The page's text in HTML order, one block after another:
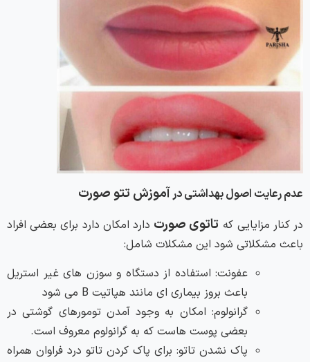
عدم رعایت اصول بهداشتی در آموزش تتو صورت
در کنار مزایایی که تاتوی صورت دارد امکان دارد برای بعضی افراد
باعث مشکلاتی شود این مشکلات شامل:
عفونت: استفاده از دستگاه و سوزن های غیر استریل
باعث بروز بیماری ای مانند هپاتیت B می شود
گرانولوم: امکان به وجود آمدن تومورهای گوشتی در
بعضی پوست هاست که به گرانولوم معروف است.
پاک نشدن تاتو: برای پاک کردن تاتو درد فراوان همراه